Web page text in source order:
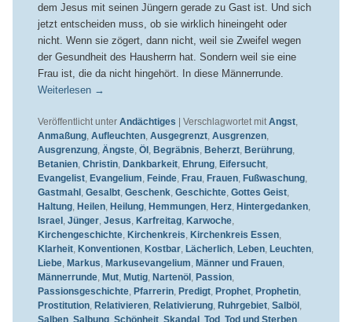
dem Jesus mit seinen Jüngern gerade zu Gast ist. Und sich
jetzt entscheiden muss, ob sie wirklich hineingeht oder
nicht. Wenn sie zögert, dann nicht, weil sie Zweifel wegen
der Gesundheit des Hausherrn hat. Sondern weil sie eine
Frau ist, die da nicht hingehört. In diese Männerrunde.
Weiterlesen →
Veröffentlicht unter Andächtiges Verschlagwortet mit Angst,
Anmaßung, Aufleuchten, Ausgegrenzt, Ausgrenzen,
Ausgrenzung, Ängste, Öl , Begräbnis, Beherzt, Berührung,
Betanien, Christin, Dankbarkeit, Ehrung, Eifersucht,
Evangelist, Evangelium, Feinde, Frau, Frauen, Fußwaschung,
Gastmahl , Gesalbt, Geschenk, Geschichte, Gottes Geist,
Haltung, Heilen, Heilung, Hemmungen, Herz, Hintergedanken,
Israel , Jünger, Jesus, Karfreitag, Karwoche,
Kirchengeschichte, Kirchenkreis, Kirchenkreis Essen,
Klarheit, Konventionen, Kostbar, Lächerlich, Leben, Leuchten,
Liebe, Markus, Markusevangelium, Männer und Frauen,
Männerrunde, Mut, Mutig, Nartenöl , Passion,
Passionsgeschichte, Pfarrerin, Predigt, Prophet, Prophetin,
Prostitution, Relativieren, Relativierung, Ruhrgebiet, Salböl ,
Salben, Salbung, Schönheit, Skandal , Tod , Tod und Sterben,